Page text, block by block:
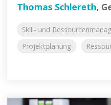
Thomas Schlereth,
Skill- und
Projektplanung